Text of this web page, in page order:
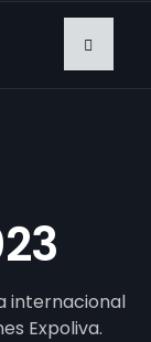
internacional
Expoliva.